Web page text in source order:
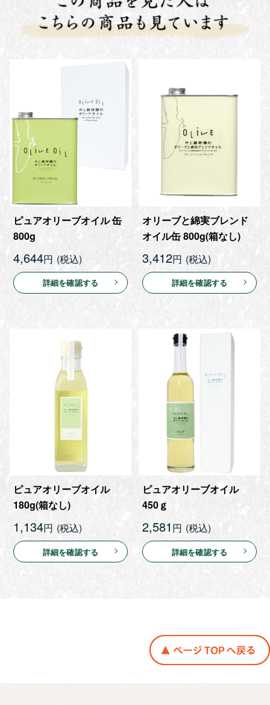
ピュアオリーブオイル 缶
800g
4,644円
詳細を確認する
オリーブと綿実ブレンド
オイル缶 800g(箱なし)
3,412円
詳細を確認する
ピュアオリーブオイル
180g(箱なし)
1,134円
詳細を確認する
ピュアオリーブオイル
450ｇ
2,581 円
詳細を確認する